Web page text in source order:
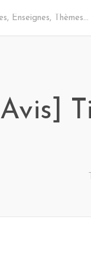
[Avis]